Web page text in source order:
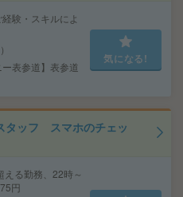
験・スキルによ
表参道】表参道
気になる!
タッフ スマホのチェッ
る勤務、22時～
円